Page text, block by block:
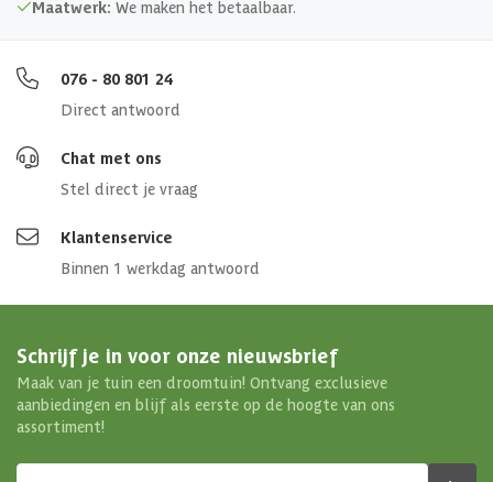
Maatwerk: We maken het betaalbaar.
076 - 80 801 24
Direct antwoord
Chat met ons
Stel direct je vraag
Klantenservice
Binnen 1 werkdag antwoord
Schrijf je in voor onze nieuwsbrief
Maak van je tuin een droomtuin! Ontvang exclusieve
aanbiedingen en blijf als eerste op de hoogte van ons
assortiment!